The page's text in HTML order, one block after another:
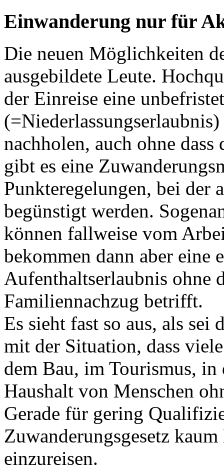
Einwanderung nur für
Die neuen Möglichkeiten
ausgebildete Leute.
der Einreise eine
nachholen, auch ohne
gibt es eine
Punkteregelungen, bei der
begünstigt werden.
können fallweise vom
bekommen dann aber eine
Aufenthaltserlaubnis ohne
Familiennachzug betrifft.
Es sieht fast so aus, als
mit der Situation, dass
dem Bau, im Tourismus,
Haushalt von Menschen
Gerade für gering
Zuwanderungsgesetz
einzureisen.